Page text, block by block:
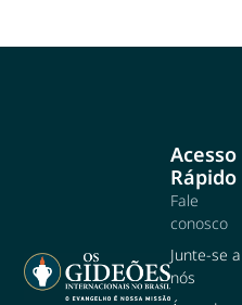
Acesso
Rápido
Fale
conosco
Junte-se a
nós